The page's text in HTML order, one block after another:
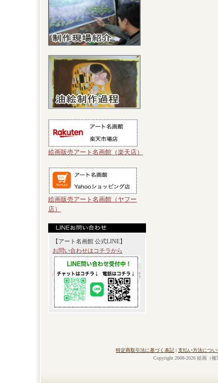
絵画販売アート名画館（楽天店）
絵画販売アート名画館（ヤフー
店）
【アート名画館 公式LINE】
お問い合わせはコチラから
特定商取引法に基づく表記 | 支払い方法につい
Copyright 2008-2026 絵画（